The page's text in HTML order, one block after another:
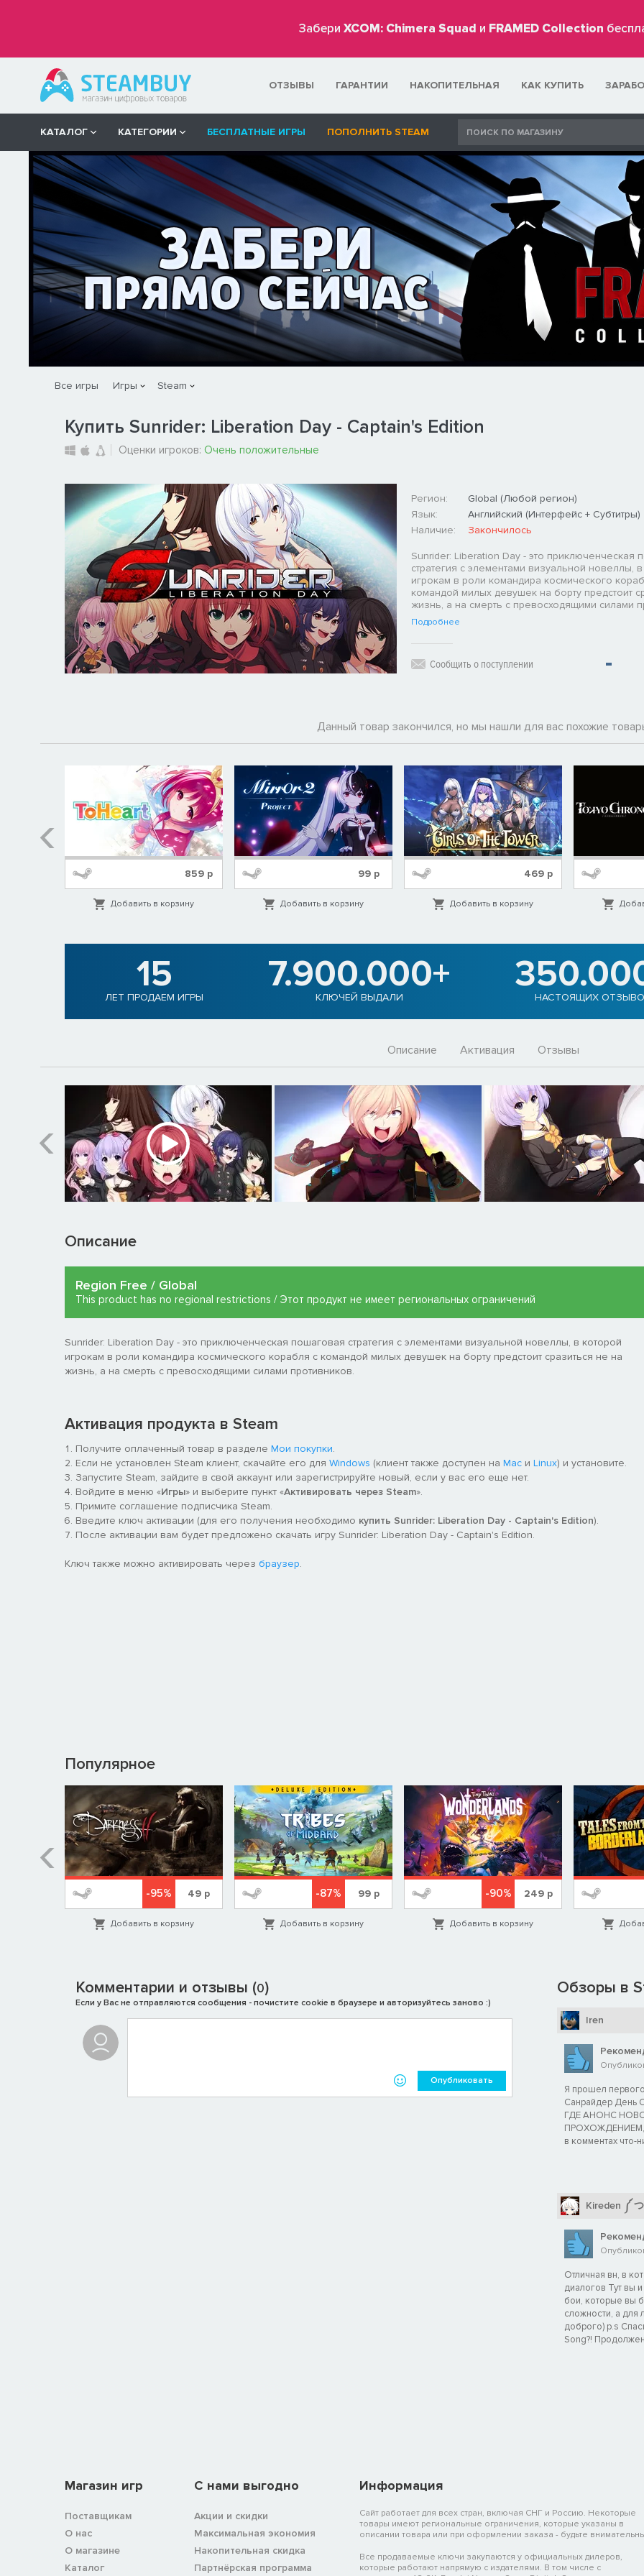
Забери XCOM: Chimera Squad и FRAMED Collection
ОТЗЫВЫ ГАРАНТИИ НАКОПИТЕЛЬНАЯ КАК КУПИТЬ
КАТАЛОГ КАТЕГОРИИ БЕСПЛАТНЫЕ ИГРЫ ПОПОЛНИТЬ STEAM
Все игры Игры Steam
Купить Sunrider: Liberation Day - Captain's Edition
Оценки игроков: Очень положительные
Регион:
Global (Любой регион)
Язык:
Английский (Интерфейс + Субтитры)
Наличие:
Закончилось
Sunrider: Liberation Day - это приключенческая
стратегия с элементами визуальной новеллы,
игрокам в роли командира космического
командой милых девушек на борту предстоит
жизнь, а на смерть с превосходящими силами
Подробнее
Сообщить о поступлении
Данный товар закончился, но мы нашли для вас похожие
859 р
Добавить в корзину
99р
Добавить в корзину
469р
Добавить в корзину
15
ЛЕТ ПРОДАЕМ ИГРЫ
7.900.000+
КЛЮЧЕЙ ВЫДАЛИ НАСТОЯЩИХ
Описание Активация Отзывы
Описание
Region Free / Global
This product has no regional restrictions / Этот продукт не имеет региональных ограничений
Sunrider: Liberation Day - это приключенческая пошаговая стратегия с элементами визуальной новеллы, в которой
игрокам в роли командира космического корабля с командой милых девушек на борту предстоит сразиться не на
жизнь, а на смерть с превосходящими силами противников.
Активация продукта в Steam
Получите оплаченный товар в разделе Мои покупки.
Если не установлен Steam клиент, скачайте его для Windows (клиент также доступен на Mac и Linux) и установите.
Запустите Steam, зайдите в свой аккаунт или зарегистрируйте новый, если у вас его еще нет.
Войдите в меню «Игры» и выберите пункт «Активировать через Steam».
Примите соглашение подписчика Steam.
Введите ключ активации (для его получения необходимо купить Sunrider: Liberation Day - Captain's Edition).
После активации вам будет предложено скачать игру Sunrider: Liberation Day - Captain's Edition.
Ключ также можно активировать через браузер.
Популярное
-95% 49 р
Добавить в корзину
-87% 99р
Добавить в корзину
-90% 249р
Добавить в корзину
Комментарии и отзывы (0)
Если у Вас не отправляются сообщения - почистите cookie в браузере и авторизуйтесь заново :)
Опубликовать
Обзоры в
Iren
Я прошел
Санрайдер День
ГДЕ АНОНС
ПРОХОЖДЕНИЕМ,
в комментах что-
Kireden ༼
Отличная вн, в
диалогов Тут вы
бои, которые вы
сложности, а для
доброго) p.s
Song?!
Магазин игр
Поставщикам
О нас
О магазине
Каталог
C нами выгодно
Акции и скидки
Максимальная экономия
Накопительная скидка
Партнёрская программа
Информация
Сайт работает для всех стран, включая СНГ и Россию. Некоторые
товары имеют региональные ограничения, которые указаны в
описании товара или при оформлении заказа - будьте
Все продаваемые ключи закупаются у официальных дилеров,
которые работают напрямую с издателями. В том числе с